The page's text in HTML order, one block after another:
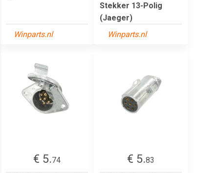
Winparts.nl
Stekker 13-Polig
(Jaeger)
Winparts.nl
€ 5.74
€ 5.83